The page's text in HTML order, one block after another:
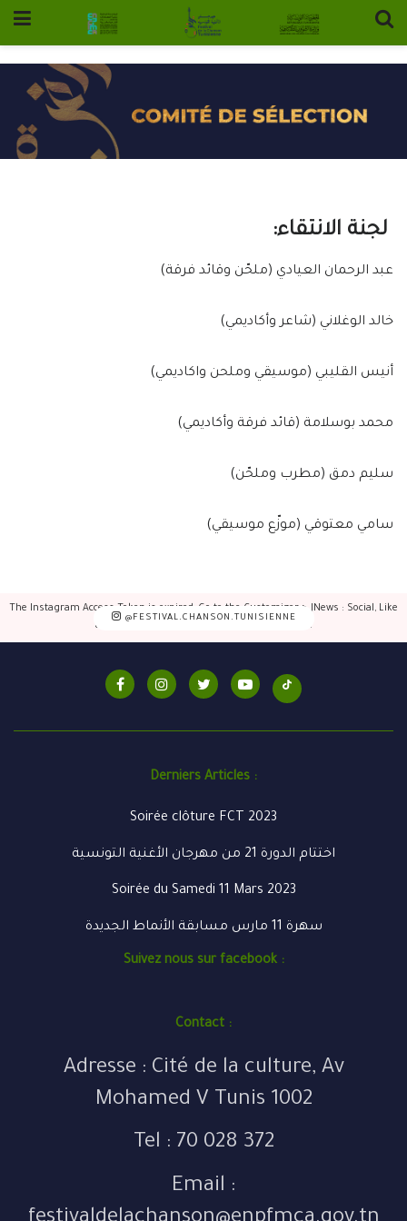
عبد الرحمان العيادي (ملحّن وقائد فرقة)
⁠خالد الوغلاني (شاعر وأكاديمي)
⁠أنيس القليبي (موسيقي وملحن واكاديمي)
محمد بوسلامة (قائد فرقة وأكاديمي)
⁠سليم دمق (مطرب وملحّن)
⁠سامي معتوقي (موزّع موسيقي)
@FESTIVAL.CHANSON.TUNISIENNE
The Instagram Access Token is expired, Go to the Customizer > JNews : Social, Like
& View > Instagram Feed Setting, to refresh it.
Derniers Articles :
Soirée clôture FCT 2023
اختتام الدورة 21 من مهرجان الأغنية التونسية
Soirée du Samedi 11 Mars 2023
سهرة 11 مارس مسابقة الأنماط الجديدة
Suivez nous sur facebook :
Contact :
Adresse : Cité de la culture, Av
Mohamed V Tunis 1002
Tel : 70 028 372
Email :